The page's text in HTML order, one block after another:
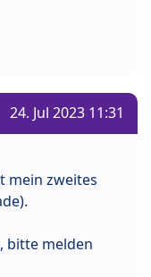
24. Jul 2023 11:31
mein zweites
bitte melden